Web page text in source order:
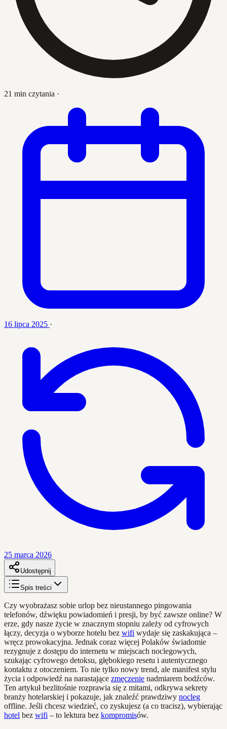
21 min czytania ·
16 lipca 2025 ·
25 marca 2026
Udostępnij
Spis treści
Czy wyobrażasz sobie urlop bez nieustannego pingowania
telefonów, dźwięku powiadomień i presji, by być zawsze online? W
erze, gdy nasze życie w znacznym stopniu zależy od cyfrowych
łączy, decyzja o wyborze hotelu bez wifi wydaje się zaskakująca –
wręcz prowokacyjna. Jednak coraz więcej Polaków świadomie
rezygnuje z dostępu do internetu w miejscach noclegowych,
szukając cyfrowego detoksu, głębokiego resetu i autentycznego
kontaktu z otoczeniem. To nie tylko nowy trend, ale manifest stylu
życia i odpowiedź na narastające zmęczenie nadmiarem bodźców.
Ten artykuł bezlitośnie rozprawia się z mitami, odkrywa sekrety
branży hotelarskiej i pokazuje, jak znaleźć prawdziwy nocleg
offline. Jeśli chcesz wiedzieć, co zyskujesz (a co tracisz), wybierając
hotel bez wifi – to lektura bez kompromisów.